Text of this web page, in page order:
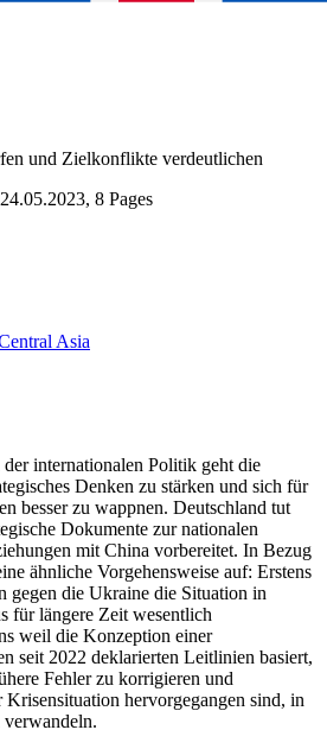
und Zielkonflikte verdeutlichen
8 Pages
Asia
internationalen Politik geht die
Denken zu stärken und sich für
besser zu wappnen. Deutschland tut
Dokumente zur natio­nalen
mit China vorbereitet. In Bezug
ähnliche Vorgehensweise auf: Erstens
gegen die Ukraine die Situation in
für längere Zeit wesent­lich
weil die Konzeption einer
seit 2022 deklarierten Leitlinien basiert,
Fehler zu korrigieren und
Krisensituation hervorgegangen sind, in